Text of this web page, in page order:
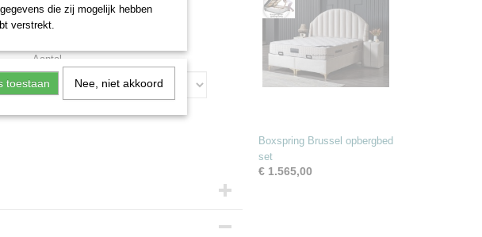
21%)
Aantal
Boxspring Brussel opbergbed
set
€ 1.565,00
die zij mogelijk hebben
verstrekt.
toestaan Nee, niet akkoord